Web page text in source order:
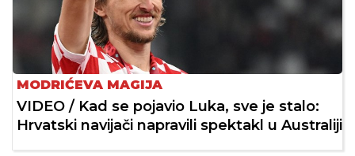
MODRIĆEVA MAGIJA
VIDEO / Kad se pojavio Luka, sve je stalo:
Hrvatski navijači napravili spektakl u Australiji